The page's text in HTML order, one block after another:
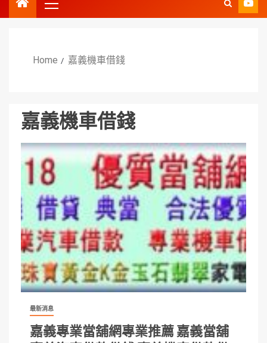
Home 嘉義機車借錢
嘉義機車借錢
最新消息
嘉義專業當舖網專業推薦 嘉義當舖